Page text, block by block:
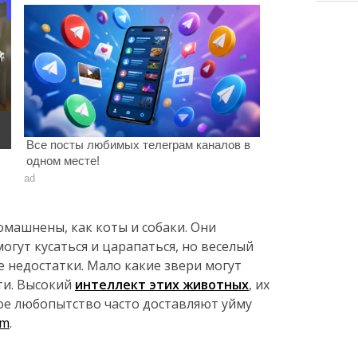
Все посты любимых телеграм каналов в
одном месте!
ad
как коты и собаки. Они
кусаться и царапаться, но веселый
недостатки. Мало какие звери могут
Высокий интеллект этих животных, их
любопытство часто доставляют уйму
.